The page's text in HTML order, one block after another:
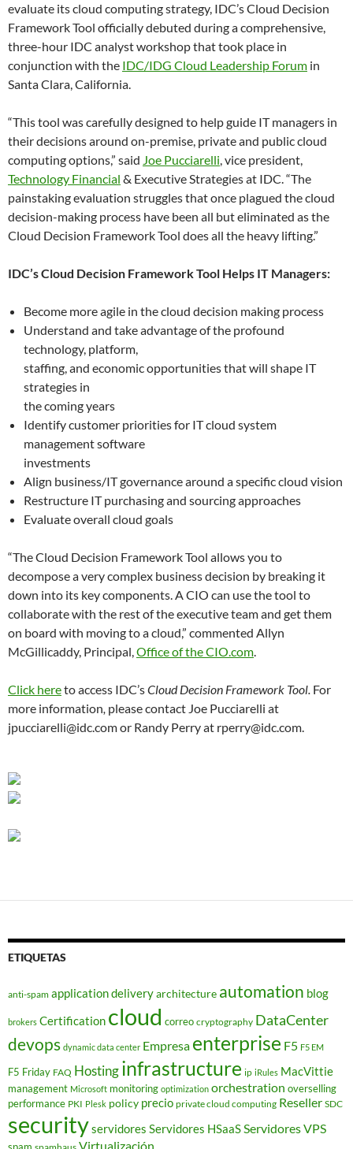
evaluate its cloud computing strategy, IDC’s Cloud Decision
Framework Tool officially debuted during a comprehensive,
three-hour IDC analyst workshop that took place in
conjunction with the IDC/IDG Cloud Leadership Forum in
Santa Clara, California.
“This tool was carefully designed to help guide IT managers in
their decisions around on-premise, private and public cloud
computing options,” said Joe Pucciarelli, vice president,
Technology Financial & Executive Strategies at IDC. “The
painstaking evaluation struggles that once plagued the cloud
decision-making process have been all but eliminated as the
Cloud Decision Framework Tool does all the heavy lifting.”
IDC’s Cloud Decision Framework Tool Helps IT Managers:
Become more agile in the cloud decision making process
Understand and take advantage of the profound
technology, platform,
staffing, and economic opportunities that will shape IT
strategies in
the coming years
Identify customer priorities for IT cloud system
management software
investments
Align business/IT governance around a specific cloud vision
Restructure IT purchasing and sourcing approaches
Evaluate overall cloud goals
“The Cloud Decision Framework Tool allows you to
decompose a very complex business decision by breaking it
down into its key components. A CIO can use the tool to
collaborate with the rest of the executive team and get them
on board with moving to a cloud,” commented Allyn
McGillicaddy, Principal,Office of the CIO.com.
Click hereto access IDC’sCloud Decision Framework Tool. For
more information, please contact Joe Pucciarelli at
jpucciarelli@idc.com or Randy Perry at rperry@idc.com.
ETIQUETAS
anti-spam application deliveryarchitecture automation blog
brokers Certification cloud correo cryptography DataCenter
devops dynamic data center Empresa enterprise F5 F5 EM
F5 Friday FAQ Hostinginfrastructure ip iRules MacVittie
management Microsoft monitoring optimization orchestration overselling
performance PKI Plesk policy precio private cloud computing Reseller SDC
securityservidores Servidores HSaaSServidores VPS
Virtualización